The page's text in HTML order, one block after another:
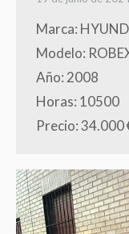
Marca:
Modelo:
Año: 2008
Horas: 10500
Precio: 34.000